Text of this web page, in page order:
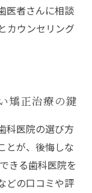
医者さんに相談
カウンセリング
矯正治療の鍵
科医院の選び方
とが、後悔しな
きる歯科医院を
どの口コミや評